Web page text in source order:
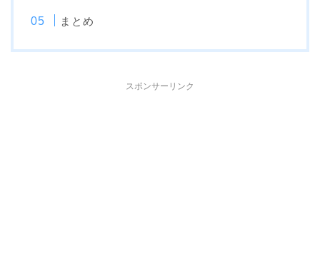
まとめ
スポンサーリンク